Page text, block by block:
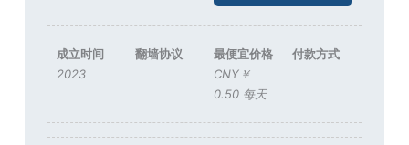
成立时间
2023
翻墙协议
最便宜价格
CNY￥
0.50 每天
付款方式